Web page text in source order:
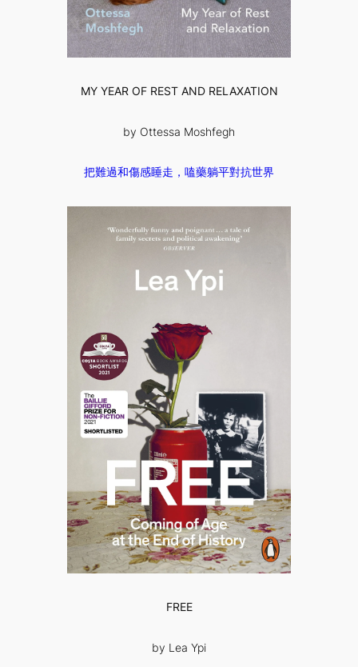
MY YEAR OF REST AND RELAXATION
by Ottessa Moshfegh
把難過和傷感睡走，嗑藥躺平對抗世界
FREE
by Lea Ypi